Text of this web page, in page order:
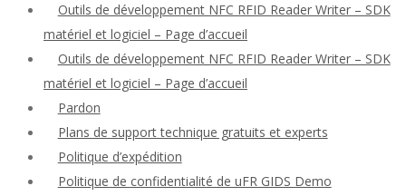
Outils de développement NFC RFID Reader Writer – SDK
matériel et logiciel – Page d’accueil
Outils de développement NFC RFID Reader Writer – SDK
matériel et logiciel – Page d’accueil
Pardon
Plans de support technique gratuits et experts
Politique d’expédition
Politique de confidentialité de uFR GIDS Demo